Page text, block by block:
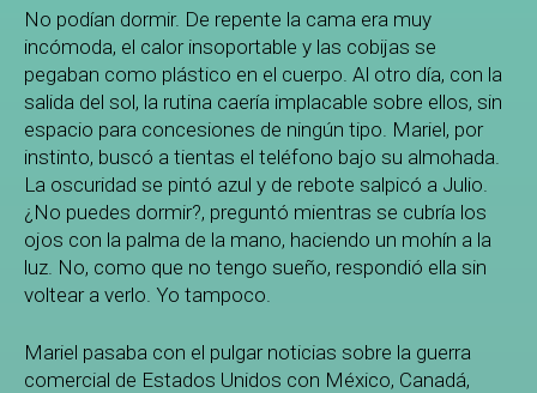
No podían dormir. De repente la cama era muy
incómoda, el calor insoportable y las cobijas se
pegaban como plástico en el cuerpo. Al otro día, con la
salida del sol, la rutina caería implacable sobre ellos, sin
espacio para concesiones de ningún tipo. Mariel, por
instinto, buscó a tientas el teléfono bajo su almohada.
La oscuridad se pintó azul y de rebote salpicó a Julio.
¿No puedes dormir?, preguntó mientras se cubría los
ojos con la palma de la mano, haciendo un mohín a la
luz. No, como que no tengo sueño, respondió ella sin
voltear a verlo. Yo tampoco.
Mariel pasaba con el pulgar noticias sobre la guerra
comercial de Estados Unidos con México, Canadá,